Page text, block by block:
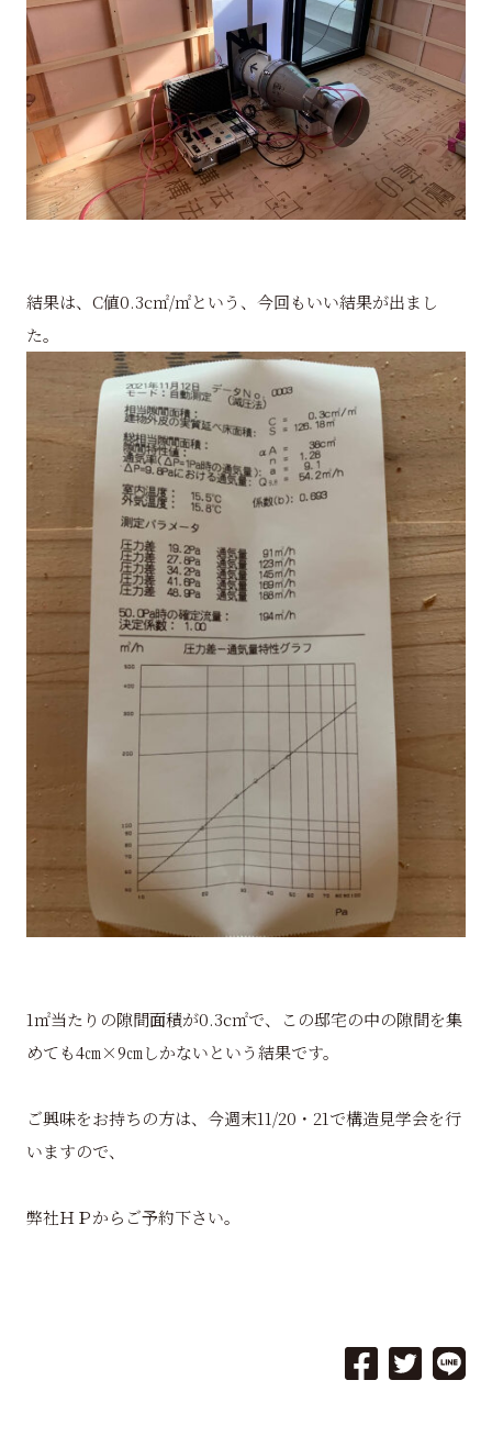
結果は、C値0.3c㎡/㎡という、今回もいい結果が出まし
た。
1㎡当たりの隙間面積が0.3c㎡で、この邸宅の中の隙間を集
めても4㎝×9㎝しかないという結果です。
ご興味をお持ちの方は、今週末11/20・21で構造見学会を行
いますので、
弊社ＨＰからご予約下さい。